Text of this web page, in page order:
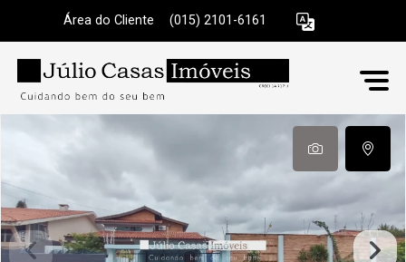
Área do Cliente (015) 2101-6161